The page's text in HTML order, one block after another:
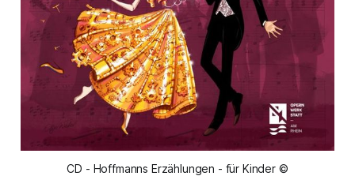
CD - Hoffmanns Erzählungen - für Kinder ©